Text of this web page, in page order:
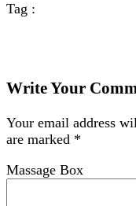
Tag :
Write Your
Your email address
are marked *
Massage Box